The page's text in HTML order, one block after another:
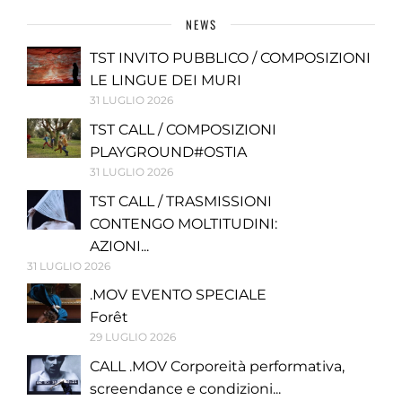
NEWS
TST INVITO PUBBLICO / COMPOSIZIONI
LE LINGUE DEI MURI
31 LUGLIO 2026
TST CALL / COMPOSIZIONI
PLAYGROUND#OSTIA
31 LUGLIO 2026
TST CALL / TRASMISSIONI
CONTENGO MOLTITUDINI:
AZIONI...
31 LUGLIO 2026
.MOV EVENTO SPECIALE
Forêt
29 LUGLIO 2026
CALL .MOV Corporeità performativa,
screendance e condizioni...